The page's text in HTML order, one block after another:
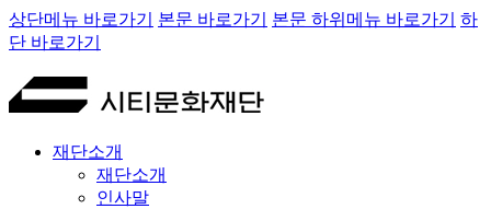
상단메뉴 바로가기 본문 바로가기 본문 하위메뉴 바로가기
하
단 바로가기
재단소개
재단소개
인사말